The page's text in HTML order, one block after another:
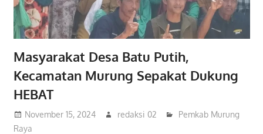
Masyarakat Desa Batu Putih,
Kecamatan Murung Sepakat Dukung
HEBAT
November 15, 2024 redaksi 02
Pemkab Murung
Raya